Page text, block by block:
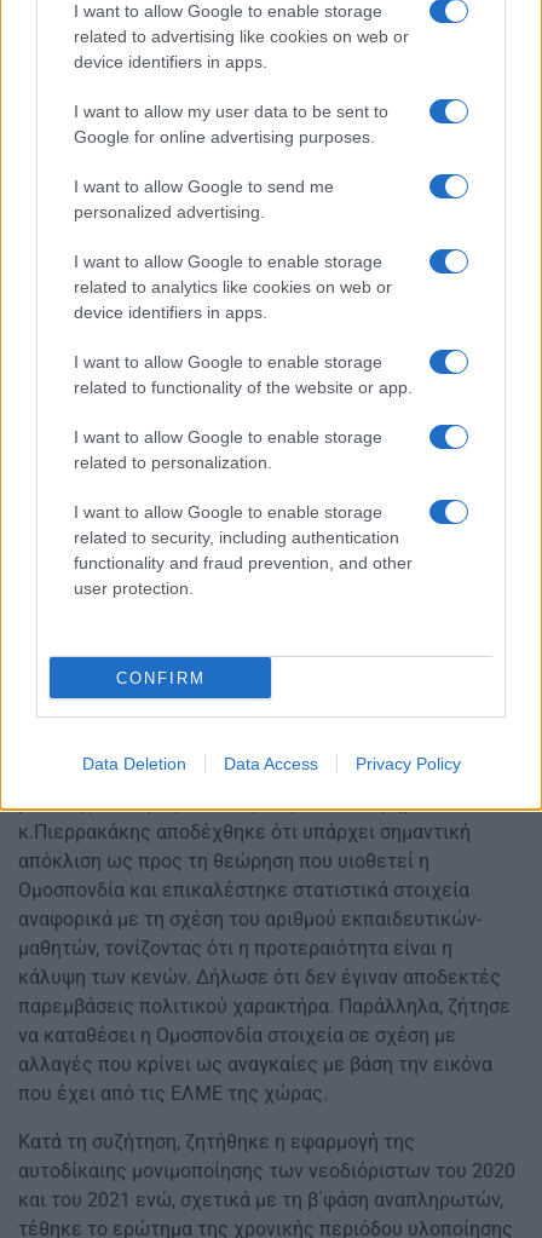
I want to allow Google to enable storage
related to advertising like cookies on web or
device identifiers in apps.
I want to allow my user data to be sent to
Google for online advertising purposes.
I want to allow Google to send me
personalized advertising.
I want to allow Google to enable storage
related to analytics like cookies on web or
device identifiers in apps.
I want to allow Google to enable storage
related to functionality of the website or app.
I want to allow Google to enable storage
related to personalization.
I want to allow Google to enable storage
related to security, including authentication
functionality and fraud prevention, and other
user protection.
CONFIRM
Data Deletion Data Access Privacy Policy
τμημάτων και διεκδικούν την εφαρμογή πολιτικών
μείωσης του αριθμού των μαθητών ανά τμήμα. Ο
κ.Πιερρακάκης αποδέχθηκε ότι υπάρχει σημαντική
απόκλιση ως προς τη θεώρηση που υιοθετεί η
Ομοσπονδία και επικαλέστηκε στατιστικά στοιχεία
αναφορικά με τη σχέση του αριθμού εκπαιδευτικών-
μαθητών, τονίζοντας ότι η προτεραιότητα είναι η
κάλυψη των κενών. Δήλωσε ότι δεν έγιναν αποδεκτές
παρεμβάσεις πολιτικού χαρακτήρα. Παράλληλα, ζήτησε
να καταθέσει η Ομοσπονδία στοιχεία σε σχέση με
αλλαγές που κρίνει ως αναγκαίες με βάση την εικόνα
που έχει από τις ΕΛΜΕ της χώρας.
Κατά τη συζήτηση, ζητήθηκε η εφαρμογή της
αυτοδίκαιης μονιμοποίησης των νεοδιόριστων του 2020
και του 2021 ενώ, σχετικά με τη β΄φάση αναπληρωτών,
τέθηκε το ερώτημα της χρονικής περιόδου υλοποίησης